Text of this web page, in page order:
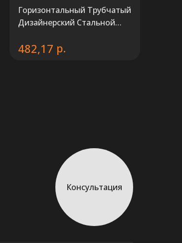
Горизонтальный Трубчатый
Дизайнерский Стальной
60 H 1750 мм.
482,17 р.
Консультация